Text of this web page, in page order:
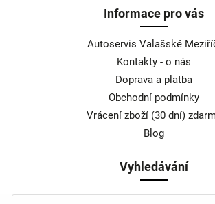
Informace pro vás
Autoservis Valašské
Kontakty - o nás
Doprava a platba
Obchodní podmínky
Vrácení zboží (30 dní)
Blog
Vyhledávání